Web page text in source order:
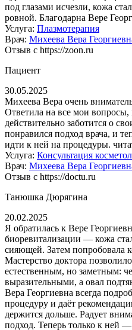
под глазами исчезли, кожа
ровной. Благодарна Вере
Услуга: Плазмотерапия
Врач: Михеева Вера
Отзыв с https://zoon.ru
Пациент
30.05.2025
Михеева Вера очень
Ответила на все мои вопросы,
действительно заботится о
понравился подход врача, и
идти к ней на процедуры.
Услуга: Консультация
Врач: Михеева Вера
Отзыв с https://doctu.ru
Танюшка Дюрягина
20.02.2025
Я обратилась к Вере
биоревитализации — кожа
сияющей. Затем попробовала
Мастерство доктора позволило
естественным, но заметным:
выразительными, а овал
Вера Георгиевна всегда
процедуру и даёт
держится дольше. Радует
подход. Теперь только к ней